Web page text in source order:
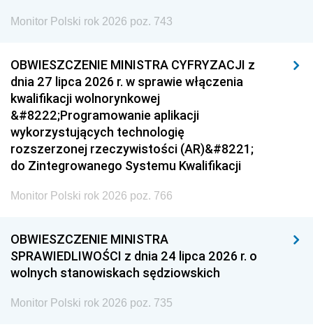
Monitor Polski rok 2026 poz. 743
OBWIESZCZENIE MINISTRA CYFRYZACJI z
dnia 27 lipca 2026 r. w sprawie włączenia
kwalifikacji wolnorynkowej
&#8222;Programowanie aplikacji
wykorzystujących technologię
rozszerzonej rzeczywistości (AR)&#8221;
do Zintegrowanego Systemu Kwalifikacji
Monitor Polski rok 2026 poz. 766
OBWIESZCZENIE MINISTRA
SPRAWIEDLIWOŚCI z dnia 24 lipca 2026 r. o
wolnych stanowiskach sędziowskich
Monitor Polski rok 2026 poz. 735